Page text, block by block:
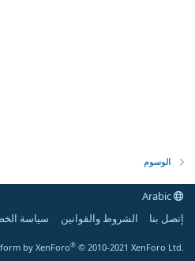
الوسوم
إتصل بنا
الشروط والقوانين سياسة
by XenForo® © 2010-2021 XenForo Ltd.